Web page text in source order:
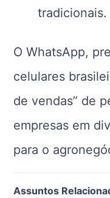
tradicionais.
O WhatsApp,
celulares
de vendas” de
empresas em
para o
Assuntos